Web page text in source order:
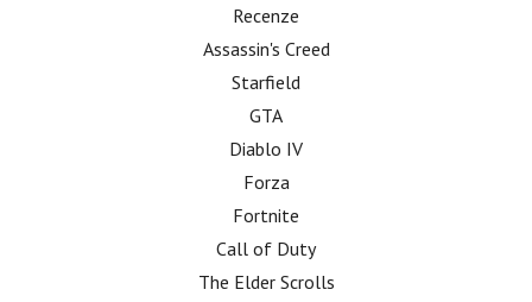
Recenze
Assassin's Creed
Starfield
GTA
Diablo IV
Forza
Fortnite
Call of Duty
The Elder Scrolls